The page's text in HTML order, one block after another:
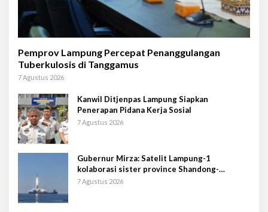
Pemprov Lampung Percepat Penanggulangan
Tuberkulosis di Tanggamus
7 Agustus 2026
Kanwil Ditjenpas Lampung Siapkan
Penerapan Pidana Kerja Sosial
7 Agustus 2026
Gubernur Mirza: Satelit Lampung-1
kolaborasi sister province Shandong-
Lampung
7 Agustus 2026